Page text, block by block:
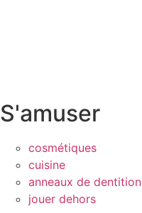
S'amuser
cosmétiques
cuisine
anneaux de dentition
jouer dehors